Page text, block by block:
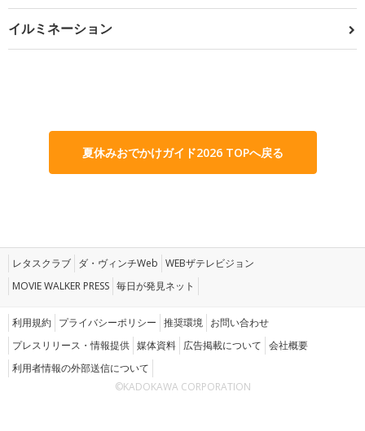
イルミネーション
夏休みおでかけガイド2026 TOPへ戻る
レタスクラブ ダ・ヴィンチWeb WEBザテレビジョン
MOVIE WALKER PRESS 毎日が発見ネット
利用規約 プライバシーポリシー 推奨環境 お問い合わせ
プレスリリース・情報提供 媒体資料 広告掲載について 会社概要
利用者情報の外部送信について
©KADOKAWA CORPORATION